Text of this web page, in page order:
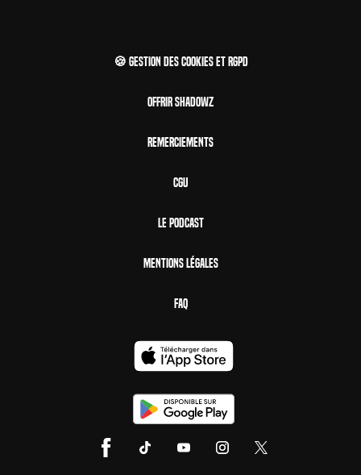
🍪 Gestion des cookies et RGPD
Offrir Shadowz
Remerciements
CGU
Le Podcast
Mentions Légales
FAQ